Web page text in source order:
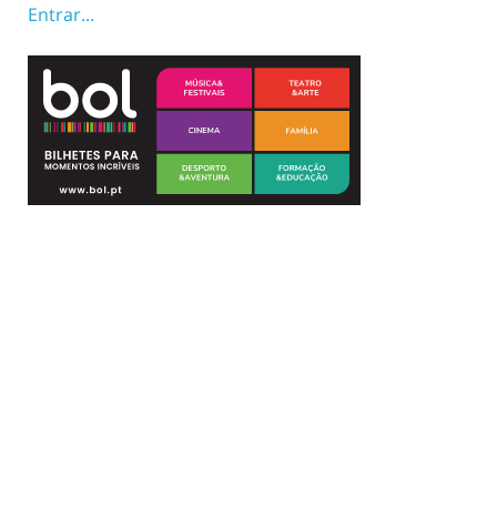
Entrar...